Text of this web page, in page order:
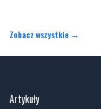
Zobacz wszystkie →
Artykuły